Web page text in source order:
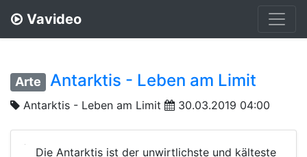
Vavideo
Arte Antarktis - Leben am Limit
Antarktis - Leben am Limit 30.03.2019 04:00
Die Antarktis ist der unwirtlichste und kälteste